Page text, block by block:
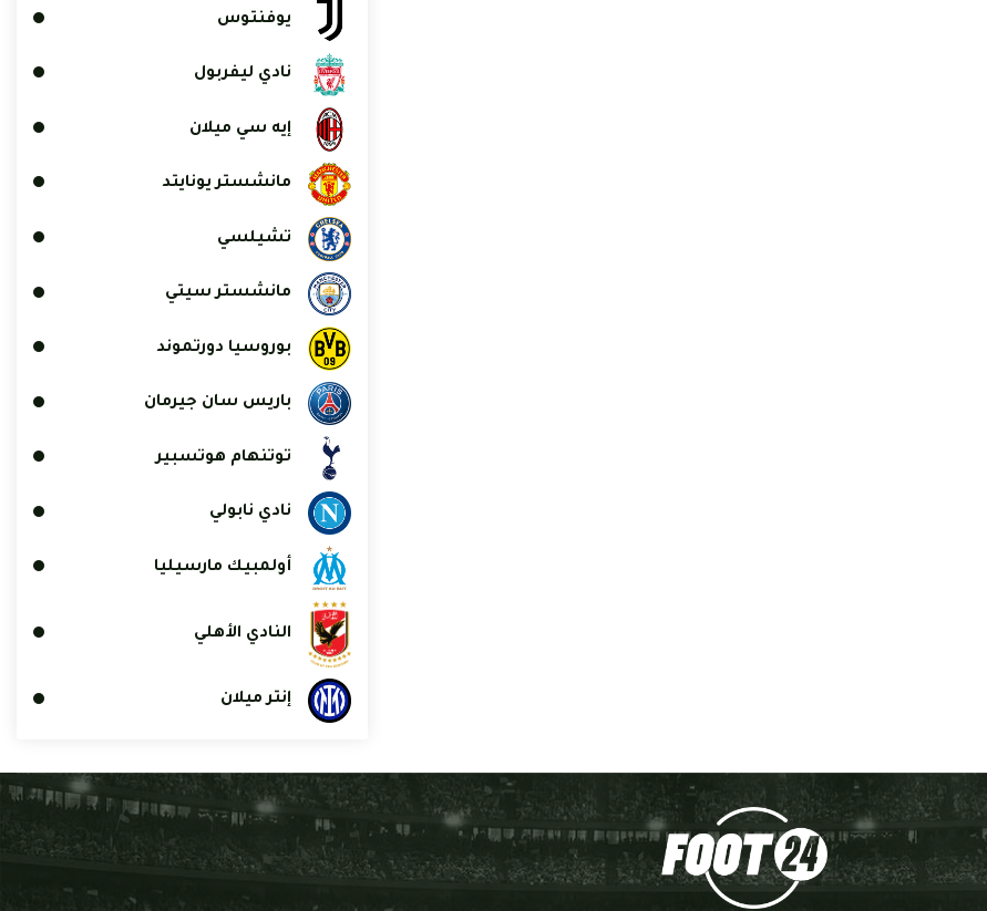
يوفنتوس
نادي ليفربول
إيه سي ميلان
مانشستر يونايتد
تشيلسي
مانشستر سيتي
بوروسيا دورتموند
باريس سان جيرمان
توتنهام هوتسبير
نادي نابولي
أولمبيك مارسيليا
النادي الأهلي
إنتر ميلان